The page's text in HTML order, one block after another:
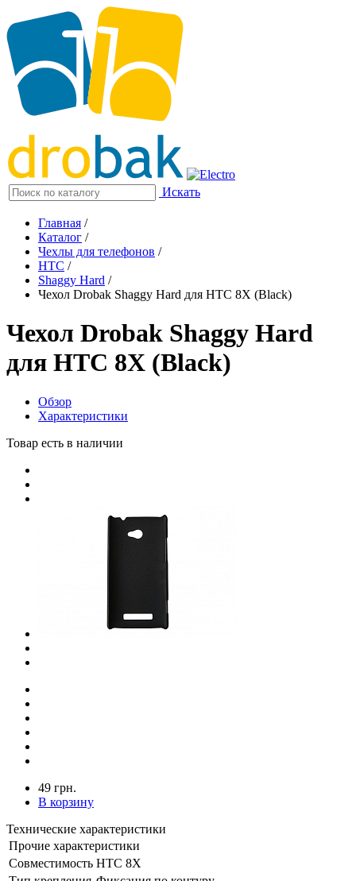
Искать
Главная /
Каталог /
Чехлы для телефонов /
HTC /
Shaggy Hard /
Чехол Drobak Shaggy Hard для HTC 8Х (Black)
Чехол Drobak Shaggy Hard
для HTC 8Х (Black)
Обзор
Характеристики
Товар есть в наличии
49 грн.
В корзину
Технические характеристики
Прочие характеристики
Совместимость HTC 8Х